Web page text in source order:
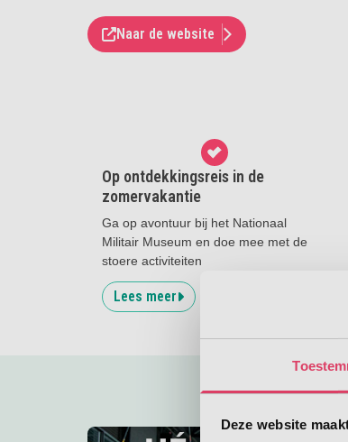
Deze website
Naar de website
Op ontdekkingsreis in de
zomervakantie
Ga op avontuur bij het Nationaal
Militair Museum en doe mee met de
stoere activiteiten
Lees meer